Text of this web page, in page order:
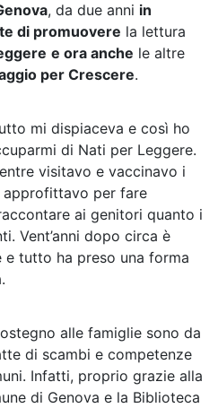
, da due anni in
di promuovere la lettura
e ora anche le altre
per Crescere.
mi dispiaceva e così ho
di Nati per Leggere.
visitavo e vaccinavo i
approfittavo per fare
ai genitori quanto i
Vent’anni dopo circa è
tutto ha preso una forma
alle famiglie sono da
di scambi e competenze
Infatti, proprio grazie alla
di Genova e la Biblioteca